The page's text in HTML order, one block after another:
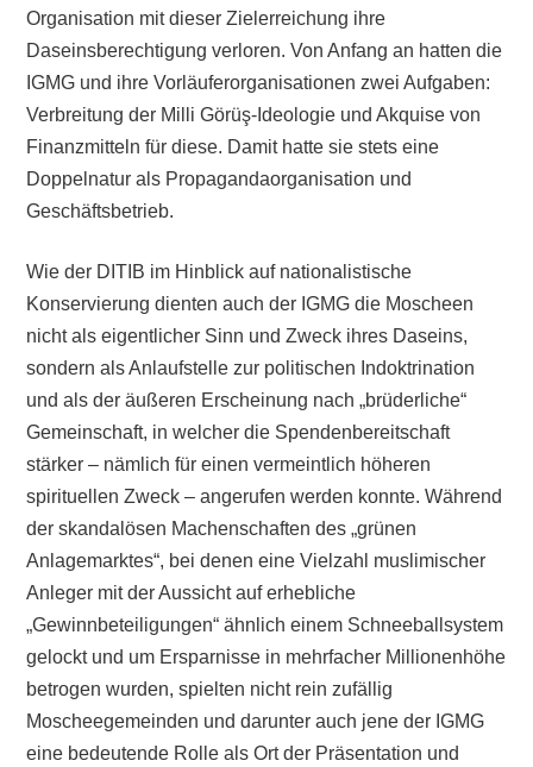
Organisation mit dieser Zielerreichung ihre
Daseinsberechtigung verloren. Von Anfang an hatten die
IGMG und ihre Vorläuferorganisationen zwei Aufgaben:
Verbreitung der Milli Görüş-Ideologie und Akquise von
Finanzmitteln für diese. Damit hatte sie stets eine
Doppelnatur als Propagandaorganisation und
Geschäftsbetrieb.
Wie der DITIB im Hinblick auf nationalistische
Konservierung dienten auch der IGMG die Moscheen
nicht als eigentlicher Sinn und Zweck ihres Daseins,
sondern als Anlaufstelle zur politischen Indoktrination
und als der äußeren Erscheinung nach „brüderliche“
Gemeinschaft, in welcher die Spendenbereitschaft
stärker – nämlich für einen vermeintlich höheren
spirituellen Zweck – angerufen werden konnte. Während
der skandalösen Machenschaften des „grünen
Anlagemarktes“, bei denen eine Vielzahl muslimischer
Anleger mit der Aussicht auf erhebliche
„Gewinnbeteiligungen“ ähnlich einem Schneeballsystem
gelockt und um Ersparnisse in mehrfacher Millionenhöhe
betrogen wurden, spielten nicht rein zufällig
Moscheegemeinden und darunter auch jene der IGMG
eine bedeutende Rolle als Ort der Präsentation und